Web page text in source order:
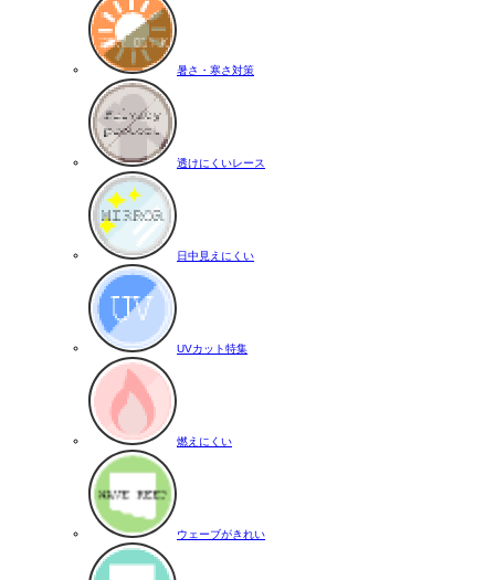
暑さ・寒さ対策
透けにくいレース
日中見えにくい
UVカット特集
燃えにくい
ウェーブがきれい